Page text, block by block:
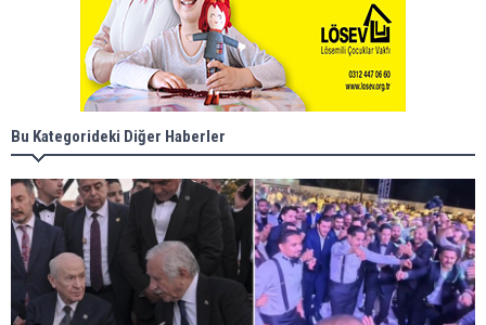
Bu Kategorideki Diğer Haberler